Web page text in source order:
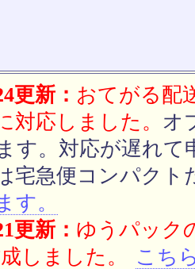
更新： おてがる配
対応しました。 オ
す。対応が遅れ
宅急便コンパクト
す。
更新： ゆうパック
しました。
こち